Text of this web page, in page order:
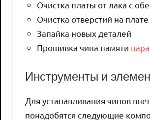
Очистка платы от лака с
Очистка отверстий на
Запайка новых деталей
Прошивка чипа памяти
Инструменты и
Для устанавливания чипов
понадобятся следующие